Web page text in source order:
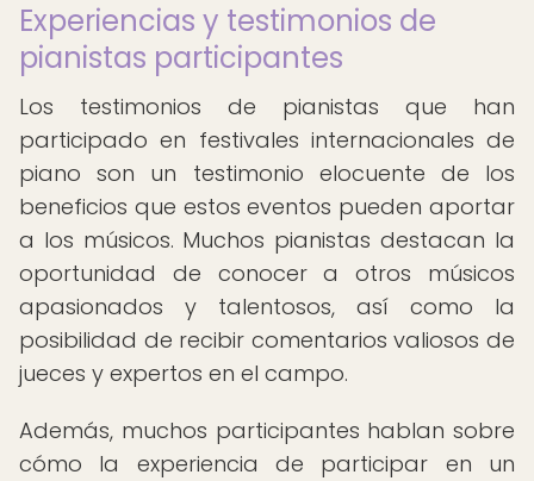
Experiencias y testimonios de
pianistas participantes
Los testimonios de pianistas que han
participado en festivales internacionales de
piano son un testimonio elocuente de los
beneficios que estos eventos pueden aportar
a los músicos. Muchos pianistas destacan la
oportunidad de conocer a otros músicos
apasionados y talentosos, así como la
posibilidad de recibir comentarios valiosos de
jueces y expertos en el campo.
Además, muchos participantes hablan sobre
cómo la experiencia de participar en un